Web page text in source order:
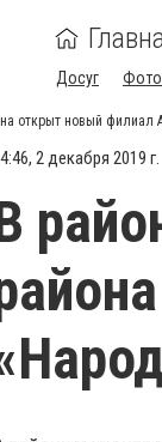
Досуг
открыт новый
2 декабря 2019 г.